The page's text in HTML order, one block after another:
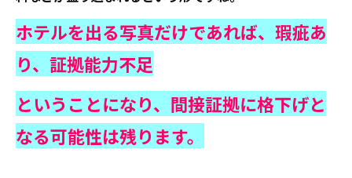
ホテルを出る写真だけであれば、瑕疵あ
り、証拠能力不足
ということになり、 間接証拠に格下げと
なる可能性は残ります。